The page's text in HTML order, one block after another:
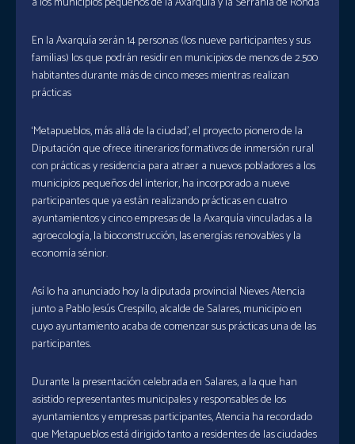
En la Axarquía serán 14 personas (los nueve participantes y sus
familias) los que podrán residir en municipios de menos de 2.500
habitantes durante más de cinco meses mientras realizan
prácticas
‘Metapueblos, más allá de la ciudad’, el proyecto pionero de la
Diputación que ofrece itinerarios formativos de inmersión rural
con prácticas y residencia para atraer a nuevos pobladores a los
municipios pequeños del interior, ha incorporado a nueve
participantes que ya están realizando prácticas en cuatro
ayuntamientos y cinco empresas de la Axarquía vinculadas a la
agroecología, la bioconstrucción, las energías renovables y la
economía sénior.
Así lo ha anunciado hoy la diputada provincial Nieves Atencia
junto a Pablo Jesús Crespillo, alcalde de Salares, municipio en
cuyo ayuntamiento acaba de comenzar sus prácticas una de las
participantes.
Durante la presentación celebrada en Salares, a la que han
asistido representantes municipales y responsables de los
ayuntamientos y empresas participantes, Atencia ha recordado
que Metapueblos está dirigido tanto a residentes de las ciudades